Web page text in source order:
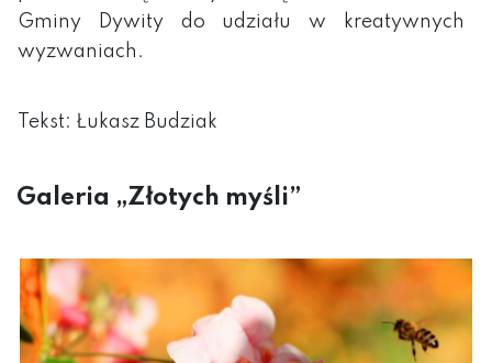
Gminy Dywity do udziału w kreatywnych
wyzwaniach.
Tekst: Łukasz Budziak
Galeria „Złotych myśli”